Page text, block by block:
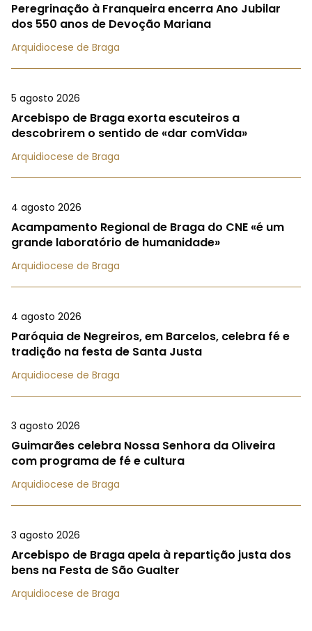
Peregrinação à Franqueira encerra Ano Jubilar
dos 550 anos de Devoção Mariana
Arquidiocese de Braga
5 agosto 2026
Arcebispo de Braga exorta escuteiros a
descobrirem o sentido de «dar comVida»
Arquidiocese de Braga
4 agosto 2026
Acampamento Regional de Braga do CNE «é um
grande laboratório de humanidade»
Arquidiocese de Braga
4 agosto 2026
Paróquia de Negreiros, em Barcelos, celebra fé e
tradição na festa de Santa Justa
Arquidiocese de Braga
3 agosto 2026
Guimarães celebra Nossa Senhora da Oliveira
com programa de fé e cultura
Arquidiocese de Braga
3 agosto 2026
Arcebispo de Braga apela à repartição justa dos
bens na Festa de São Gualter
Arquidiocese de Braga